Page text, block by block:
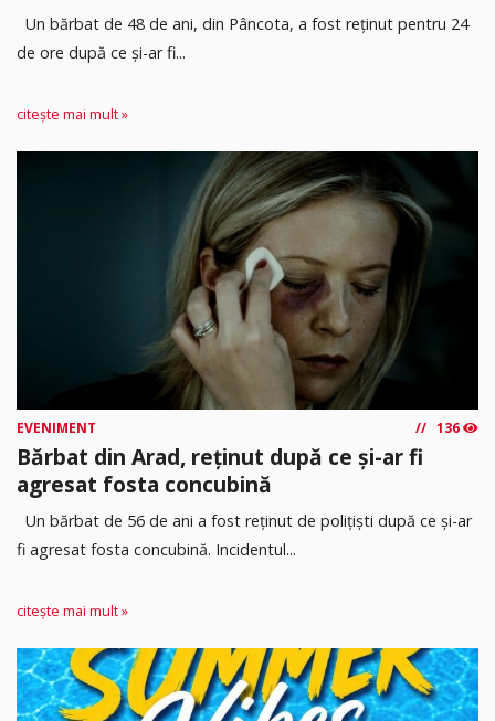
Un bărbat de 48 de ani, din Pâncota, a fost reținut pentru 24
de ore după ce și-ar fi...
citește mai mult »
EVENIMENT 136
Bărbat din Arad, reținut după ce și-ar fi
agresat fosta concubină
Un bărbat de 56 de ani a fost reținut de polițiști după ce și-ar
fi agresat fosta concubină. Incidentul...
citește mai mult »